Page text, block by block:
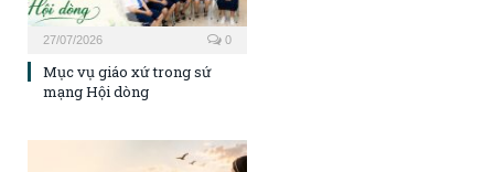
27/07/2026 0
Mục vụ giáo xứ trong sứ
mạng Hội dòng